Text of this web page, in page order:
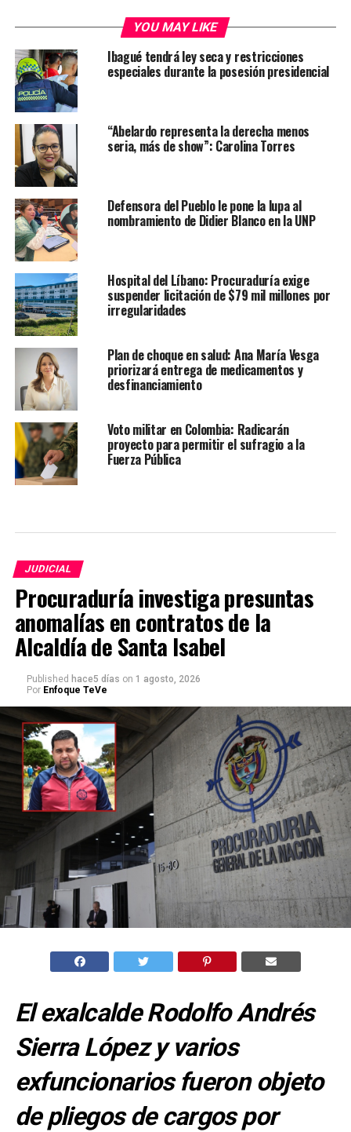
YOU MAY LIKE
Ibagué tendrá ley seca y restricciones
especiales durante la posesión presidencial
“Abelardo representa la derecha menos
seria, más de show”: Carolina Torres
Defensora del Pueblo le pone la lupa al
nombramiento de Didier Blanco en la UNP
Hospital del Líbano: Procuraduría exige
suspender licitación de $79 mil millones por
irregularidades
Plan de choque en salud: Ana María Vesga
priorizará entrega de medicamentos y
desfinanciamiento
Voto militar en Colombia: Radicarán
proyecto para permitir el sufragio a la
Fuerza Pública
JUDICIAL
Procuraduría investiga presuntas
anomalías en contratos de la
Alcaldía de Santa Isabel
Published hace5 días on 1 agosto, 2026
Por Enfoque TeVe
El exalcalde Rodolfo Andrés
Sierra López y varios
exfuncionarios fueron objeto
de pliegos de cargos por